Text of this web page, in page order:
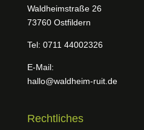
Waldheimstraße 26
73760 Ostfildern
Tel: 0711 44002326
E-Mail:
hallo@waldheim-ruit.de
Rechtliches